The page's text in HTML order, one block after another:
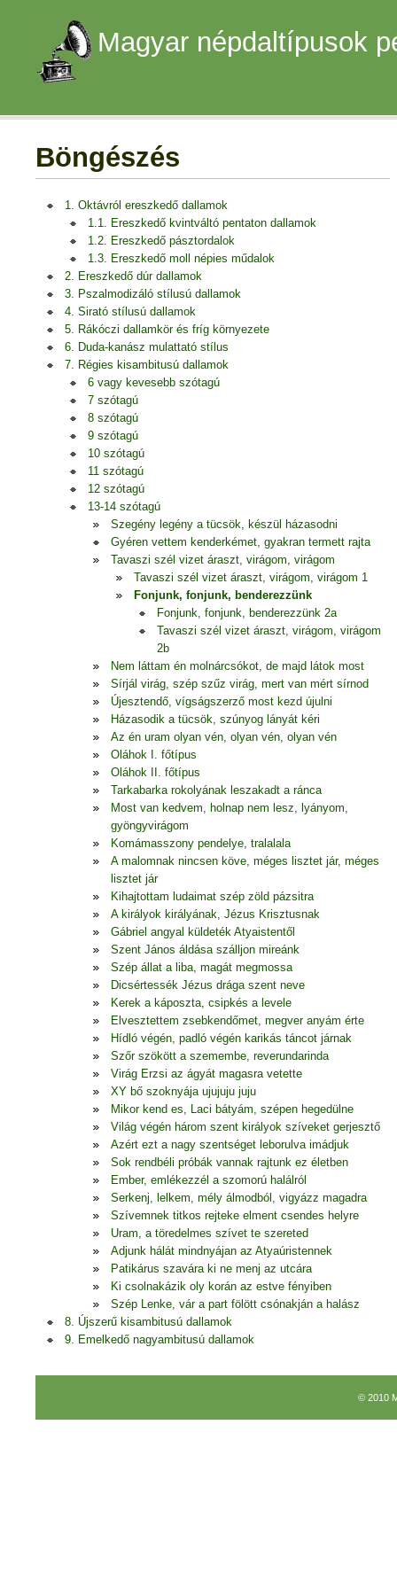
Magyar népdaltípusok
Böngészés
1. Oktávról ereszkedő dallamok
1.1. Ereszkedő kvintváltó pentaton dallamok
1.2. Ereszkedő pásztordalok
1.3. Ereszkedő moll népies műdalok
2. Ereszkedő dúr dallamok
3. Pszalmodizáló stílusú dallamok
4. Sirató stílusú dallamok
5. Rákóczi dallamkör és fríg környezete
6. Duda-kanász mulattató stílus
7. Régies kisambitusú dallamok
6 vagy kevesebb szótagú
7 szótagú
8 szótagú
9 szótagú
10 szótagú
11 szótagú
12 szótagú
13-14 szótagú
Szegény legény a tücsök, készül házasodni
Gyéren vettem kenderkémet, gyakran termett rajta
Tavaszi szél vizet áraszt, virágom, virágom
Tavaszi szél vizet áraszt, virágom, virágom 1
Fonjunk, fonjunk, benderezzünk
Fonjunk, fonjunk, benderezzünk 2a
Tavaszi szél vizet áraszt, virágom, virágom
2b
Nem láttam én molnárcsókot, de majd látok most
Sírjál virág, szép szűz virág, mert van mért sírnod
Újesztendő, vígságszerző most kezd újulni
Házasodik a tücsök, szúnyog lányát kéri
Az én uram olyan vén, olyan vén, olyan vén
Oláhok I. főtípus
Oláhok II. főtípus
Tarkabarka rokolyának leszakadt a ránca
Most van kedvem, holnap nem lesz, lyányom,
gyöngyvirágom
Komámasszony pendelye, tralalala
A malomnak nincsen köve, méges lisztet jár, méges
lisztet jár
Kihajtottam ludaimat szép zöld pázsitra
A királyok királyának, Jézus Krisztusnak
Gábriel angyal küldeték Atyaistentől
Szent János áldása szálljon mireánk
Szép állat a liba, magát megmossa
Dicsértessék Jézus drága szent neve
Kerek a káposzta, csipkés a levele
Elvesztettem zsebkendőmet, megver anyám érte
Hídló végén, padló végén karikás táncot járnak
Szőr szökött a szemembe, reverundarinda
Virág Erzsi az ágyát magasra vetette
XY bő szoknyája ujujuju juju
Mikor kend es, Laci bátyám, szépen hegedülne
Világ végén három szent királyok szíveket gerjesztő
Azért ezt a nagy szentséget leborulva imádjuk
Sok rendbéli próbák vannak rajtunk ez életben
Ember, emlékezzél a szomorú halálról
Serkenj, lelkem, mély álmodból, vigyázz magadra
Szívemnek titkos rejteke elment csendes helyre
Uram, a töredelmes szívet te szereted
Adjunk hálát mindnyájan az Atyaúristennek
Patikárus szavára ki ne menj az utcára
Ki csolnakázik oly korán az estve fényiben
Szép Lenke, vár a part fölött csónakján a halász
8. Újszerű kisambitusú dallamok
9. Emelkedő nagyambitusú dallamok
© 2010